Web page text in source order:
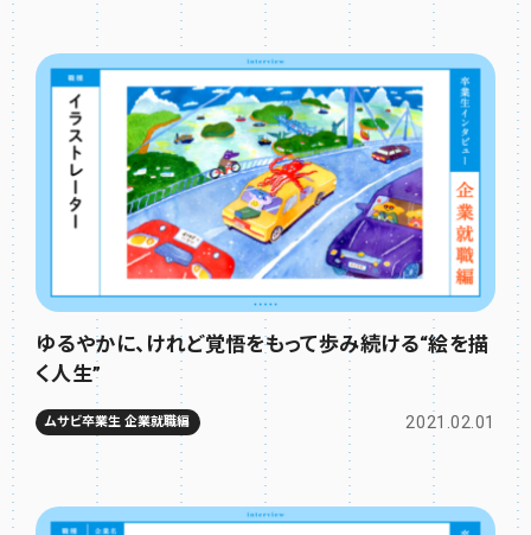
ゆるやかに、けれど覚悟をもって歩み続ける“絵を描
く人生”
ムサビ卒業生 企業就職編 2021.02.01